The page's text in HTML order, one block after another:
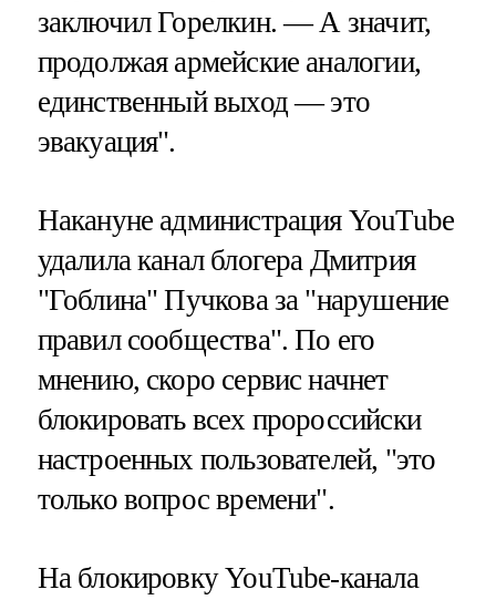
заключил Горелкин. — А значит,
продолжая армейские аналогии,
единственный выход — это
эвакуация".
Накануне администрация YouTube
удалила канал блогера Дмитрия
"Гоблина" Пучкова за "нарушение
правил сообщества". По его
мнению, скоро сервис начнет
блокировать всех пророссийски
настроенных пользователей, "это
только вопрос времени".
На блокировку YouTube-канала